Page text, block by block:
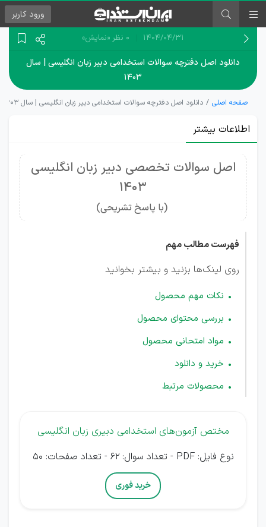
ورود کاربر
۱۴۰۴/۰۴/۳۱ 0 نظر «نمایش»
دانلود اصل دفترچه سوالات استخدامی دبیر زبان انگلیسی | سال
۱۴۰۳
صفحه اصلی دانلود اصل دفترچه سوالات استخدامی دبیر زبان انگلیسی | سال ۱۴۰۳
اطلاعات بیشتر
اصل سوالات تخصصی دبیر زبان انگلیسی
1403
(با پاسخ تشریحی)
فهرست مطالب مهم
روی لینک‌ها بزنید و بیشتر بخوانید
نکات مهم محصول
بررسی محتوای محصول
مواد امتحانی محصول
خرید و دانلود
محصولات مرتبط
مختص آزمون‌های استخدامی دبیری زبان انگلیسی
نوع فایل: PDF - تعداد سوال: 62 - تعداد صفحات: 50
خرید فوری